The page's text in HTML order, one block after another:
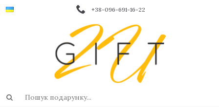
+38-096-691-16-22